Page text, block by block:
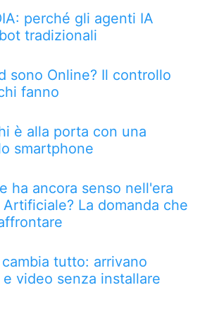
perché gli agenti IA
tradizionali
sono Online? Il controllo
fanno
è alla porta con una
smartphone
ha ancora senso nell'era
La domanda che
tutto: arrivano
video senza installare